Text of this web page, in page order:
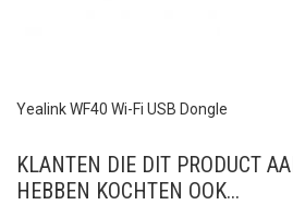
Yealink WF40 Wi-Fi USB Dongle
KLANTEN DIE DIT PRODUCT
HEBBEN KOCHTEN OOK...